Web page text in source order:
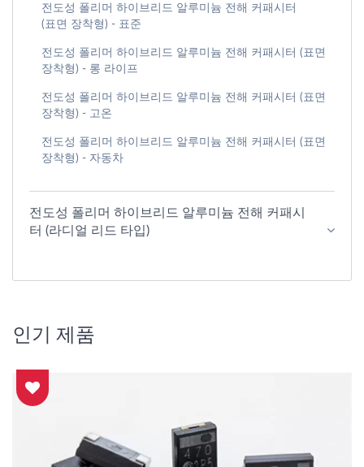
전도성 폴리머 하이브리드 알루미늄 전해 커패시터
(표면 장착형) - 표준
전도성 폴리머 하이브리드 알루미늄 전해 커패시터 (표면
장착형) - 롱 라이프
전도성 폴리머 하이브리드 알루미늄 전해 커패시터 (표면
장착형) - 고온
전도성 폴리머 하이브리드 알루미늄 전해 커패시터 (표면
장착형) - 자동차
전도성 폴리머 하이브리드 알루미늄 전해 커패시
터 (라디얼 리드 타입)
인기 제품